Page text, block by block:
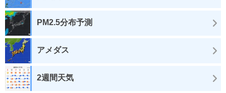
PM2.5分布予測
アメダス
2週間天気